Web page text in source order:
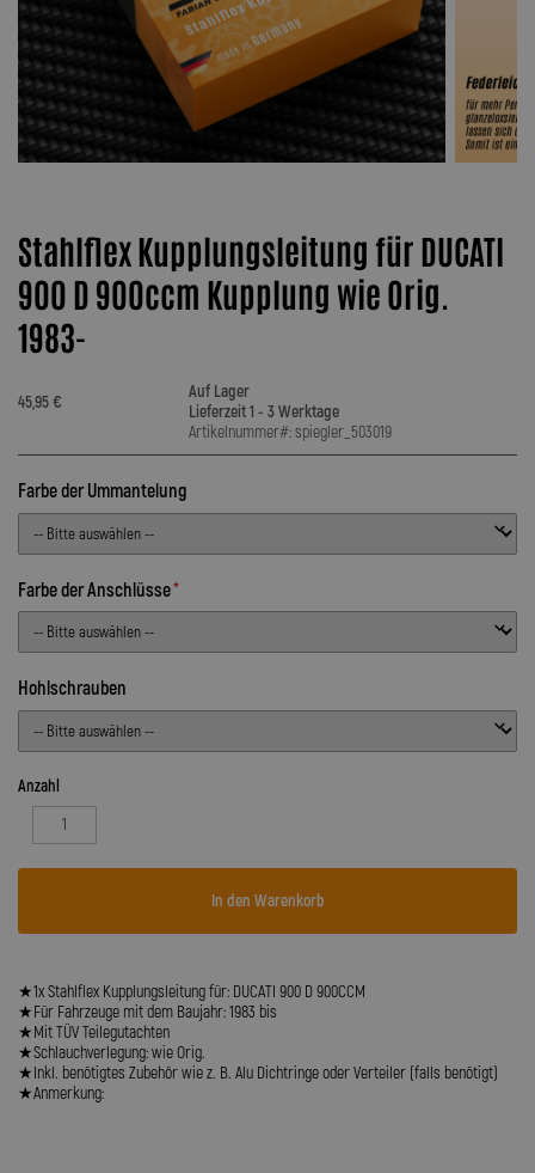
Stahlflex Kupplungsleitung für DUCATI
900 D 900ccm Kupplung wie Orig.
1983-
45,95 €
Auf Lager
Lieferzeit 1 - 3 Werktage
Artikelnummer#: spiegler_503019
Farbe der Ummantelung
Farbe der Anschlüsse
Hohlschrauben
Anzahl
In den Warenkorb
★1x Stahlflex Kupplungsleitung für: DUCATI 900 D 900CCM
★Für Fahrzeuge mit dem Baujahr: 1983 bis
★Mit TÜV Teilegutachten
★Schlauchverlegung: wie Orig.
★Inkl. benötigtes Zubehör wie z. B. Alu Dichtringe oder Verteiler (falls benötigt)
★Anmerkung: